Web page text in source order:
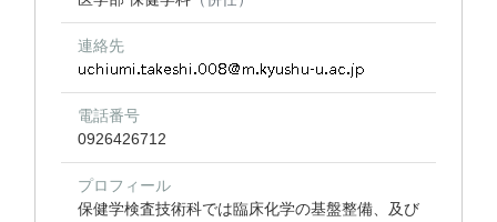
連絡先
電話番号
0926426712
プロフィール
保健学検査技術科では臨床化学の基盤整備、及び